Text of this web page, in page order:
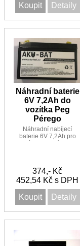
Koupit
Detaily
Náhradní baterie
6V 7,2Ah do
vozítka Peg
Pérego
Náhradní nabíjecí
baterie 6V 7,2Ah pro
vozítka Peg Pérego -
374,- Kč
452,54 Kč s DPH
Koupit
Detaily